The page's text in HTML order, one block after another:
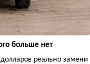
больше нет
реально замени